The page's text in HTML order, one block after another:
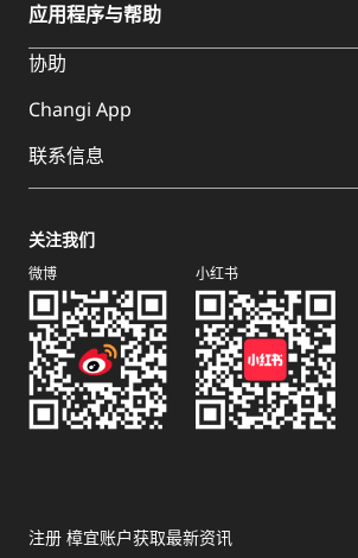
应用程序与帮助
协助
Changi App
联系信息
关注我们
微博 小红书
注册 樟宜账户获取最新资讯